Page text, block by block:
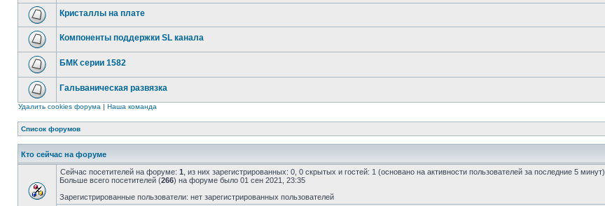
Кристаллы на плате
Компоненты поддержки SL канала
БМК серии 1582
Гальваническая развязка
Удалить cookies форума | Наша команда
Список форумов
Кто сейчас на форуме
Сейчас посетителей на форуме: 1 , из них зарегистрированных: 0, 0 скрытых и гостей: 1 (основано на активности пользователей за последние 5 минут)
Больше всего посетителей (266) на форуме было 01 сен 2021, 23:35
Зарегистрированные пользователи: нет зарегистрированных пользователей